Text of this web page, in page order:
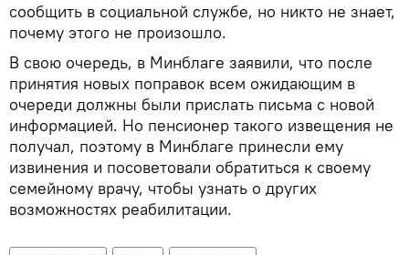
сообщить в социальной службе, но никто не знает,
почему этого не произошло.
В свою очередь, в Минблаге заявили, что после
принятия новых поправок всем ожидающим в
очереди должны были прислать письма с новой
информацией. Но пенсионер такого извещения не
получал, поэтому в Минблаге принесли ему
извинения и посоветовали обратиться к своему
семейному врачу, чтобы узнать о других
возможностях реабилитации.